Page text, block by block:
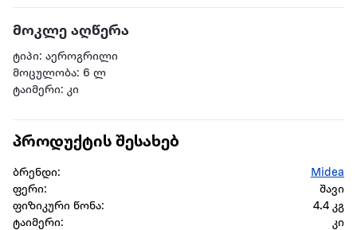
მოკლე აღწერა
ტიპი: აეროგრილი
მოცულობა: 6 ლ
ტაიმერი: კი
პროდუქტის შესახებ
ბრენდი:
Midea
ფერი:
შავი
ფიზიკური წონა:
4.4 კგ
ტაიმერი:
კი